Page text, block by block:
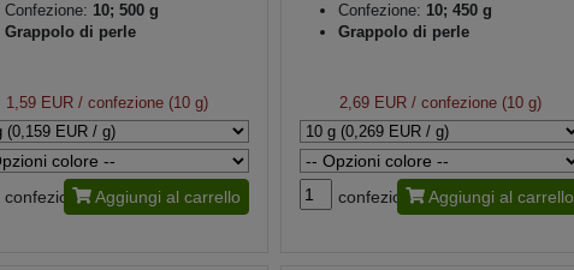
Confezione: 10; 500 g
Grappolo di perle
1,59 EUR / confezione (10 g)
confezione Aggiungi al carrello
Confezione: 10; 450 g
Grappolo di perle
2,69 EUR / confezione (10 g)
confezione Aggiungi al carrello